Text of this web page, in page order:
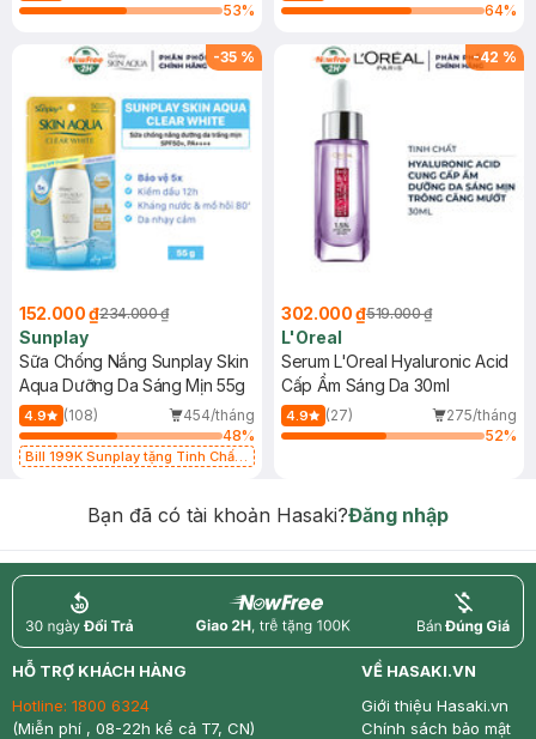
53%
64%
-35 %
152.000 ₫234.000 ₫
Sunplay
Sữa Chống Nắng Sunplay Skin
Aqua Dưỡng Da Sáng Mịn 55g
4.9 (108)
454/tháng
48%
Bill 199K Sunplay tặng Tinh Chất
-42 %
302.000 ₫519.000 ₫
L'Oreal
Serum L'Oreal Hyaluronic Acid
Cấp Ẩm Sáng Da 30ml
4.9 (27)
275/tháng
52%
Bạn đã có tài khoản Hasaki?Đăng nhập
return nowfree price
HỖ TRỢ KHÁCH HÀNG
Hotline: 1800 6324
(Miễn phí , 08-22h kể cả T7, CN)
VỀ HASAKI.VN
Giới thiệu Hasaki.vn
Chính sách bảo mật